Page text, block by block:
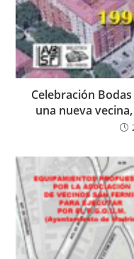
Celebración
una nueva vecina,